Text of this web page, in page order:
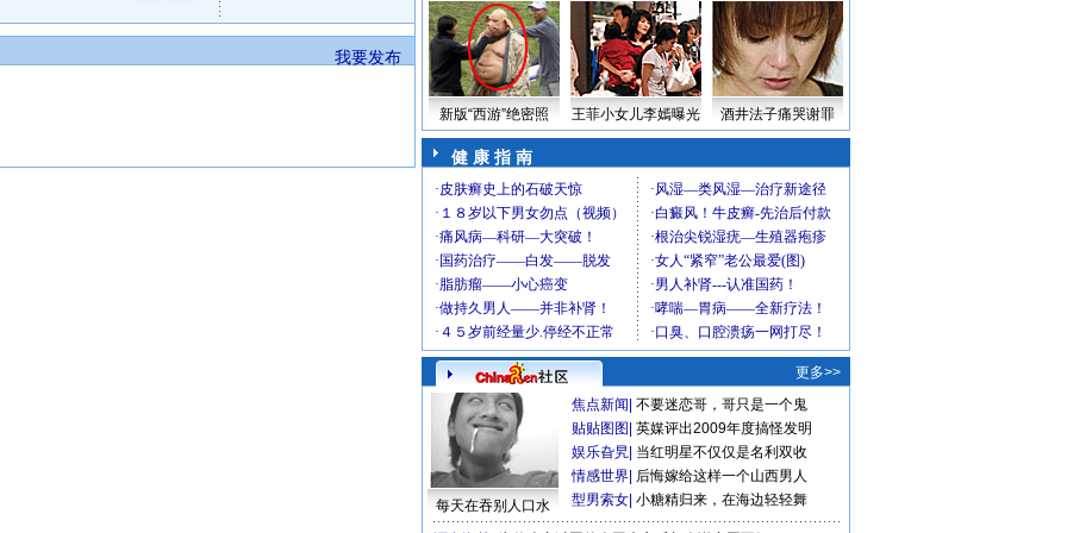
我要发布
新版“西游”绝密照 王菲小女儿李嫣曝光 酒井法子痛哭谢罪
健 康 指 南
更多>>
每天在吞别人口水
焦点新闻 不要迷恋哥，哥只是一个鬼
贴贴图图 英媒评出2009年度搞怪发明
娱乐旮旯 当红明星不仅仅是名利双收
情感世界 后悔嫁给这样一个山西男人
型男索女 小糖精归来，在海边轻轻舞